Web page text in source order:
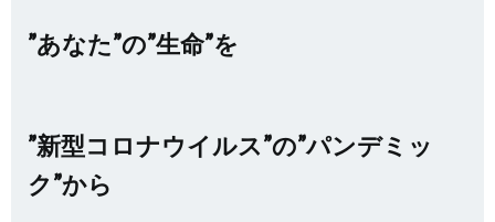
”あなた”の”生命”を
”新型コロナウイルス”の”パンデミッ
ク”から